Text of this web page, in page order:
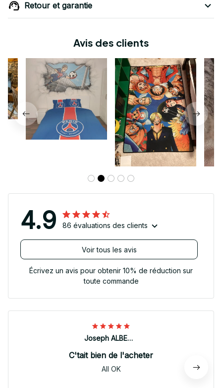
Retour et garantie
Avis des clients
4.9 86 évaluations des clients
Voir tous les avis
Écrivez un avis pour obtenir 10% de réduction sur
toute commande
Joseph ALBERTINI
C'tait bien de l'acheter
All OK